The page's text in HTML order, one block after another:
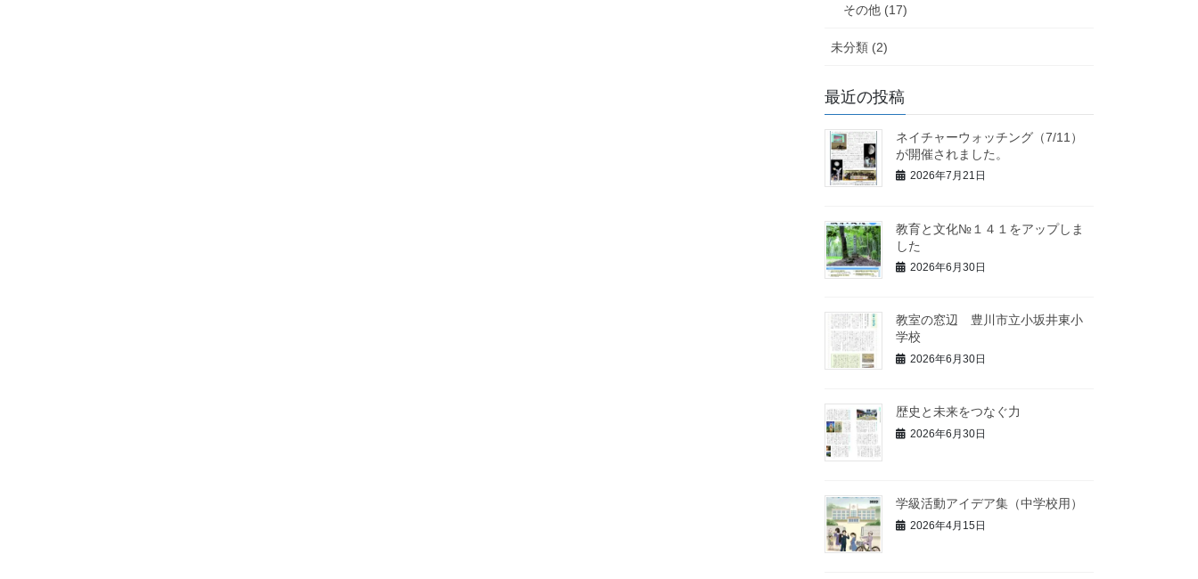
その他 (17)
未分類 (2)
最近の投稿
ネイチャーウォッチング（7/11）
が開催されました。
2026年7月21日
教育と文化№１４１をアップしま
した
2026年6月30日
教室の窓辺 豊川市立小坂井東小
学校
2026年6月30日
歴史と未来をつなぐ力
2026年6月30日
学級活動アイデア集（中学校用）
2026年4月15日